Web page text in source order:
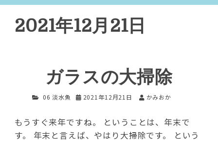
2021年12月21日
ガラスの大掃除
06 淡水魚 2021年12月21日 かみおか
もうすぐ来年ですね。 ということは、年末で
す。 年末と言えば、やはり大掃除です。 という